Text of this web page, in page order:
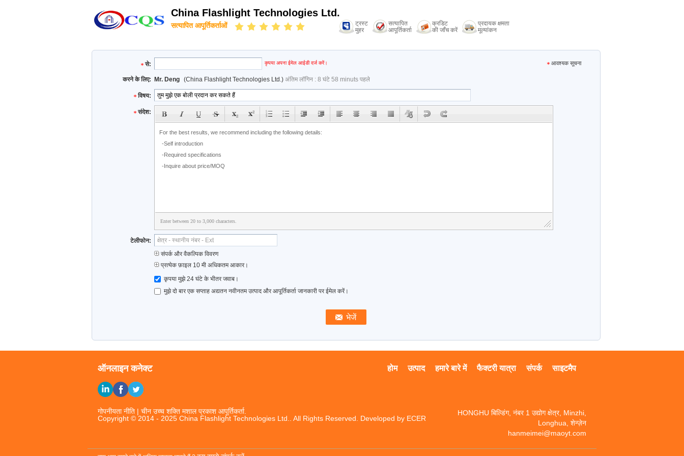
China Flashlight Technologies Ltd.
सत्यापित आपूर्तिकर्ताओं
ट्रस्ट
मुहर
सत्यापित
आपूर्तिकर्ता
क्रडिट
की जाँच करें
प्रदायक क्षमता
मूल्यांकन
से: कृपया अपना ईमेल आईडी दर्ज करें। आवश्यक सूचना
करने के लिए: Mr. Deng (China Flashlight Technologies Ltd.) अंतिम लॉगिन : 8 घंटे 58 minuts पहले
विषय:
subject
संदेश:
Enter between 20 to 3,000 characters.
टेलीफोन:
संपर्क और वैकल्पिक विवरण
प्रत्येक फ़ाइल 10 मी अधिकतम आकार।
कृपया मुझे 24 घंटे के भीतर जवाब।
मुझे दो बार एक सप्ताह अद्यतन नवीनतम उत्पाद और आपूर्तिकर्ता जानकारी पर ईमेल करें।
ऑनलाइन कनेक्ट साइटमैप
संपर्क
फैक्टरी यात्रा
हमारे बारे में
उत्पाद
होम
गोपनीयता नीति | चीन उच्च शक्ति मशाल प्रकाश आपूर्तिकर्ता.
Copyright © 2014 - 2025 China Flashlight Technologies Ltd.. All Rights Reserved. Developed by ECER
HONGHU बिल्डिंग, नंबर 1 उद्योग क्षेत्र, Minzhi,
Longhua, शेन्ज़ेन
hanmeimei@maoyt.com